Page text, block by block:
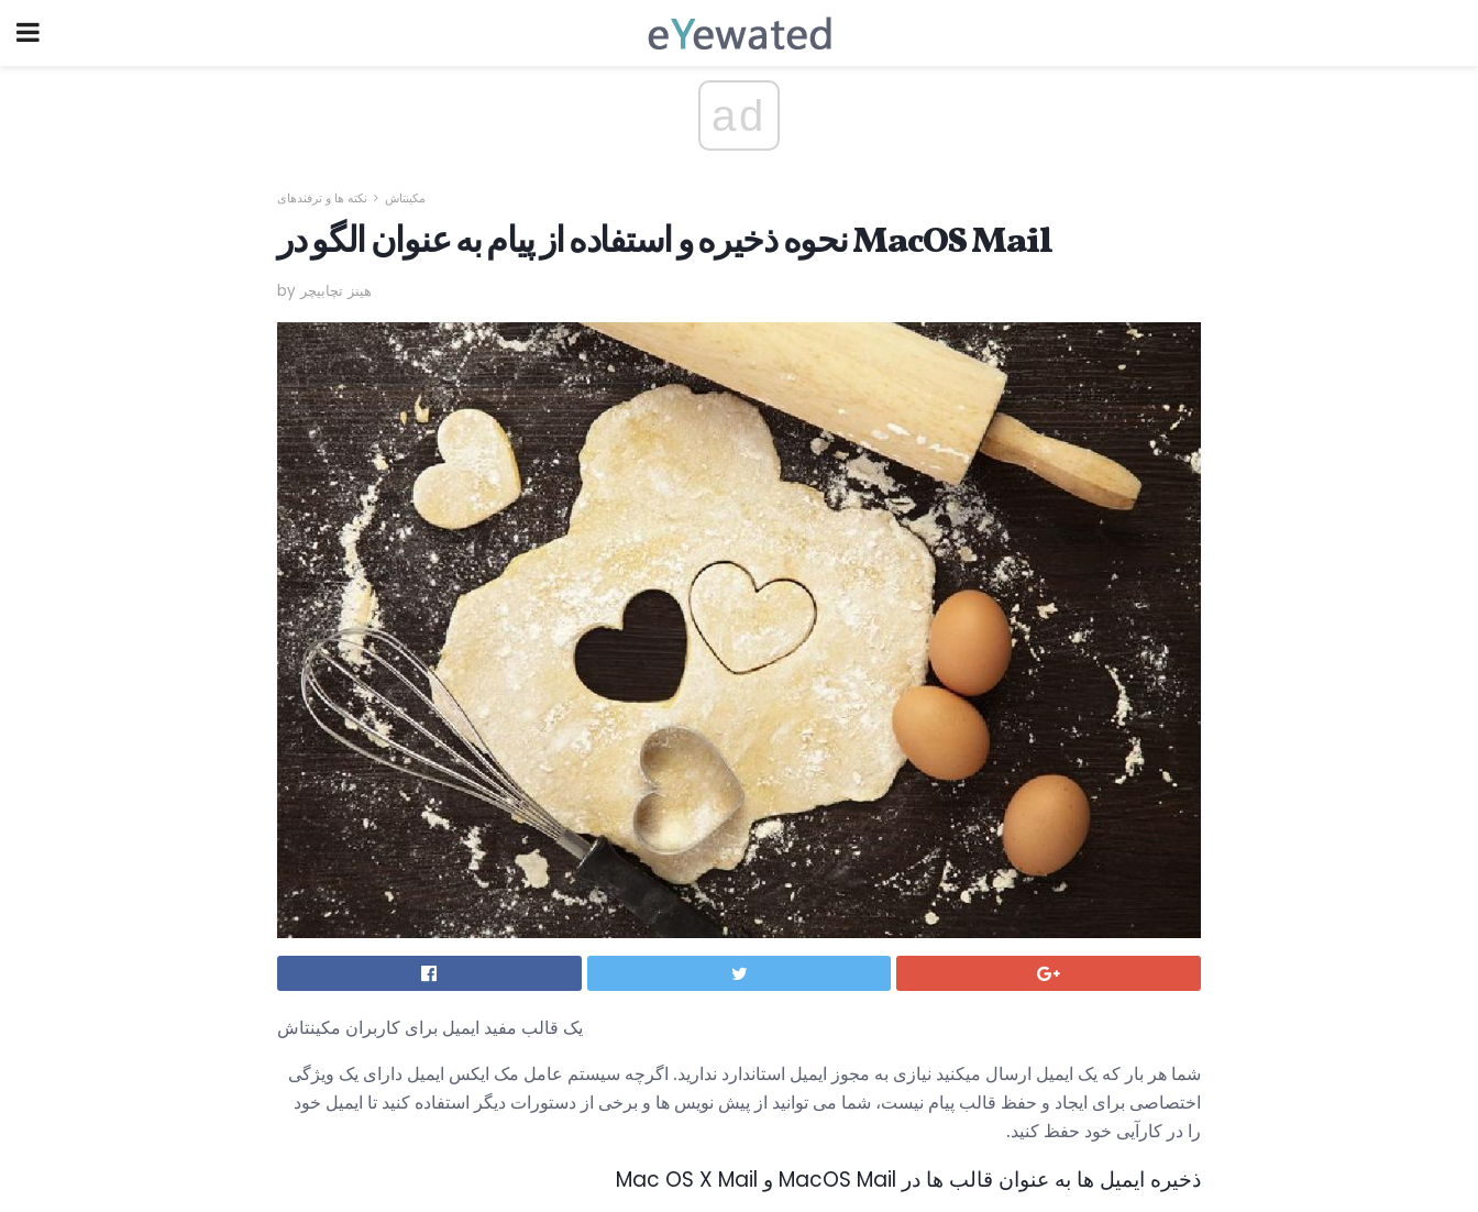
ad
مکینتاش نکته ها و ترفندهای
نحوه ذخیره و استفاده از پیام به عنوان الگو در MacOS Mail
by هینز تچابیچر
یک قالب مفید ایمیل برای کاربران مکینتاش
شما هر بار که یک ایمیل ارسال میکنید نیازی به مجوز ایمیل استاندارد ندارید. اگرچه سیستم عامل مک ایکس ایمیل دارای یک ویژگی
اختصاصی برای ایجاد و حفظ قالب پیام نیست، شما می توانید از پیش نویس ها و برخی از دستورات دیگر استفاده کنید تا ایمیل خود
را در کارآیی خود حفظ کنید.
ذخیره ایمیل ها به عنوان قالب ها در MacOS Mail و Mac OS X Mail